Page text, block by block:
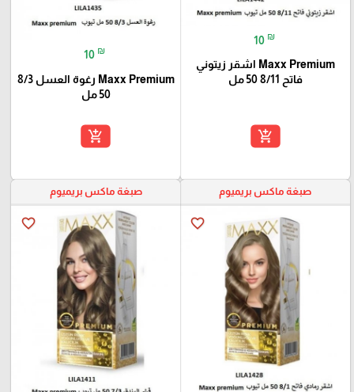
10 ₪
Maxx Premium اشقر زيتوني
فاتح 8/11 50 مل
add_shopping_cart
10 ₪
Maxx Premium رغوة العسل 8/3
50 مل
add_shopping_cart
صبغة ماكس بريميوم
favorite_border
صبغة ماكس بريميوم
favorite_border